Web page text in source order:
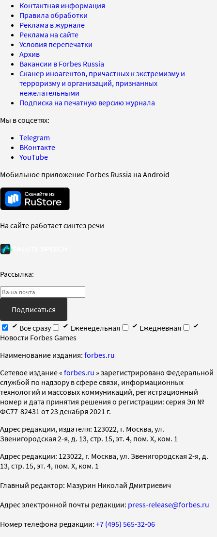
Контактная информация
Правила обработки
Реклама в журнале
Реклама на сайте
Условия перепечатки
Архив
Вакансии в Forbes Russia
Сканер иноагентов, причастных к экстремизму и
терроризму и организаций, признанных
нежелательными
Подписка на печатную версию журнала
Мы в соцсетях:
Telegram
ВКонтакте
YouTube
Мобильное приложение Forbes Russia на Android
На сайте работает синтез речи
Рассылка:
Подписаться
Все сразу
Еженедельная
Ежедневная
Новости Forbes Games
Наименование издания: forbes.ru
Cетевое издание « forbes.ru » зарегистрировано Федеральной
службой по надзору в сфере связи, информационных
технологий и массовых коммуникаций, регистрационный
номер и дата принятия решения о регистрации: серия Эл №
ФС77-82431 от 23 декабря 2021 г.
Адрес редакции, издателя: 123022, г. Москва, ул.
Звенигородская 2-я, д. 13, стр. 15, эт. 4, пом. X, ком. 1
Адрес редакции: 123022, г. Москва, ул. Звенигородская 2-я, д.
13, стр. 15, эт. 4, пом. X, ком. 1
Главный редактор: Мазурин Николай Дмитриевич
Адрес электронной почты редакции: press-release@forbes.ru
Номер телефона редакции: +7 (495) 565-32-06